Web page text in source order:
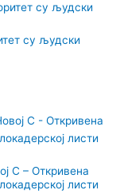
су људски
С – Откривена
листи